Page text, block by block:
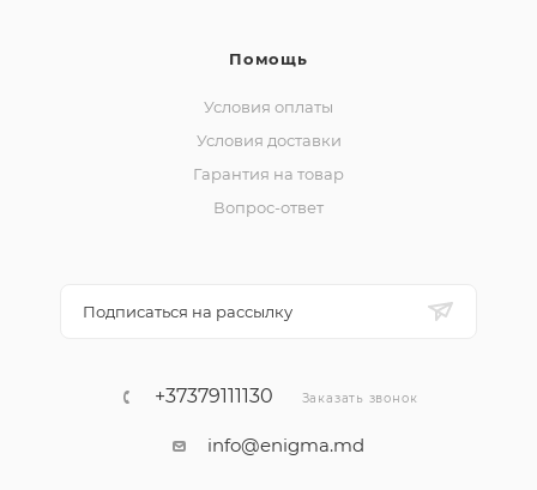
Помощь
Условия оплаты
Условия доставки
Гарантия на товар
Вопрос-ответ
Подписаться на рассылку
+37379111130 Заказать звонок
info@enigma.md